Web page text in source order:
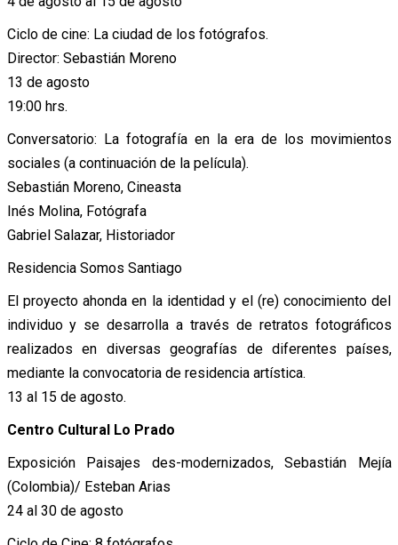
Ciclo de cine: La ciudad de los fotógrafos.
Director: Sebastián Moreno
13 de agosto
19:00 hrs.
Conversatorio: La fotografía en la era de los movimientos
sociales (a continuación de la película).
Sebastián Moreno, Cineasta
Inés Molina, Fotógrafa
Gabriel Salazar, Historiador
Residencia Somos Santiago
El proyecto ahonda en la identidad y el (re) conocimiento del
individuo y se desarrolla a través de retratos fotográficos
realizados en diversas geografías de diferentes países,
mediante la convocatoria de residencia artística.
13 al 15 de agosto.
Centro Cultural Lo Prado
Exposición Paisajes des-modernizados, Sebastián Mejía
(Colombia)/ Esteban Arias
24 al 30 de agosto